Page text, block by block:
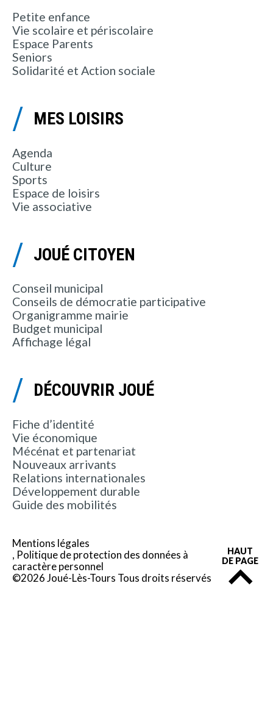
Petite enfance
Vie scolaire et périscolaire
Espace Parents
Seniors
Solidarité et Action sociale
MES LOISIRS
Agenda
Culture
Sports
Espace de loisirs
Vie associative
JOUÉ CITOYEN
Conseil municipal
Conseils de démocratie participative
Organigramme mairie
Budget municipal
Affichage légal
DÉCOUVRIR JOUÉ
Fiche d’identité
Vie économique
Mécénat et partenariat
Nouveaux arrivants
Relations internationales
Développement durable
Guide des mobilités
Mentions légales
Politique de protection des données à
caractère personnel
©2026 Joué-Lès-Tours Tous droits réservés
HAUT
DE PAGE